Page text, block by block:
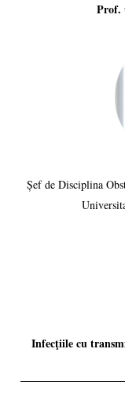
Prof.
Șef de Disciplina
Infecţiile cu